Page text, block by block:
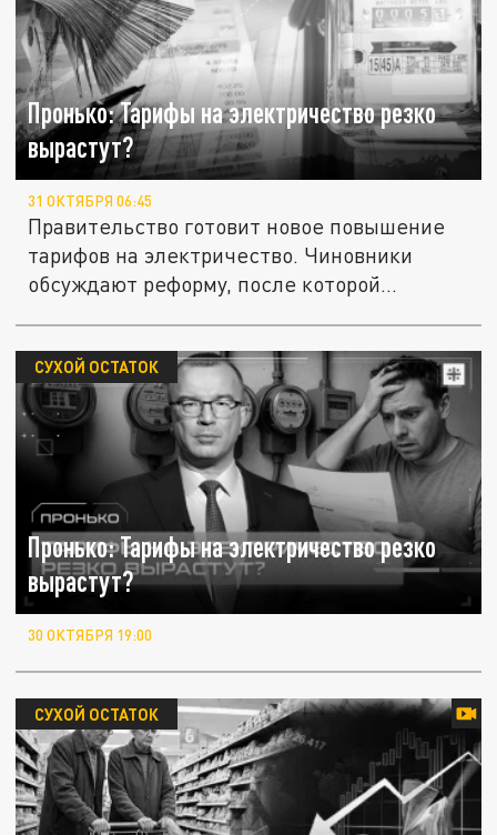
Пронько: Тарифы на электричество резко
вырастут?
31 ОКТЯБРЯ 06:45
Правительство готовит новое повышение
тарифов на электричество. Чиновники
обсуждают реформу, после которой...
Пронько: Тарифы на электричество резко
вырастут?
СУХОЙ ОСТАТОК
30 ОКТЯБРЯ 19:00
СУХОЙ ОСТАТОК